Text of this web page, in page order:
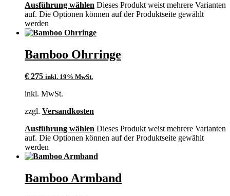
Ausführung wählen Dieses Produkt weist mehrere Varianten
auf. Die Optionen können auf der Produktseite gewählt
werden
Bamboo Ohrringe
€ 275 inkl. 19% MwSt.
inkl. MwSt.
zzgl. Versandkosten
Ausführung wählen Dieses Produkt weist mehrere Varianten
auf. Die Optionen können auf der Produktseite gewählt
werden
Bamboo Armband